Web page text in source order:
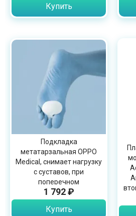
Купить
Подкладка
метатарзальная OPPO
Medical, снимает нагрузку
с суставов, при
поперечном
плоскостопии, гелевая,
6442
1 792 ₽
Купить